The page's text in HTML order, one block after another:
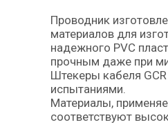
Проводник
материалов для
надежного PVC
прочным даже при
Штекеры кабеля
испытаниями.
Материалы,
соответствуют